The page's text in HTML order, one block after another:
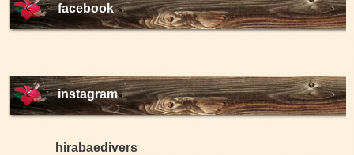
facebook
instagram
hirabaedivers